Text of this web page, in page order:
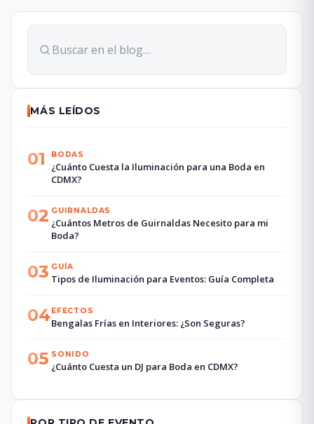
MÁS LEÍDOS
01 BODAS
¿Cuánto Cuesta la Iluminación para una Boda en
CDMX?
02 GUIRNALDAS
¿Cuántos Metros de Guirnaldas Necesito para mi
Boda?
03 GUÍA
Tipos de Iluminación para Eventos: Guía Completa
04EFECTOS
Bengalas Frías en Interiores: ¿Son Seguras?
05 SONIDO
¿Cuánto Cuesta un DJ para Boda en CDMX?